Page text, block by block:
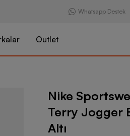
Whatsapp Destek
Outlet
Nike Sportswear Club French Terry
Nike
Terry Jogger
Altı